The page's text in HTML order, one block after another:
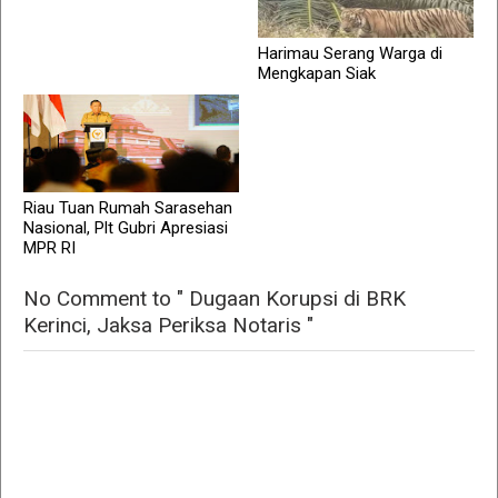
Harimau Serang Warga di
Mengkapan Siak
Riau Tuan Rumah Sarasehan
Nasional, Plt Gubri Apresiasi
MPR RI
No Comment to " Dugaan Korupsi di BRK
Kerinci, Jaksa Periksa Notaris "